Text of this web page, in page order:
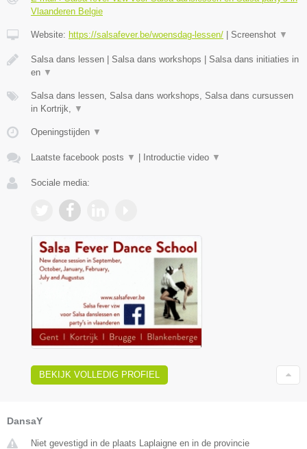
Vlaanderen Belgie
Website: https://salsafever.be/woensdag-lessen/ Screenshot ▼
Salsa dans lessen | Salsa dans workshops | Salsa dans initiaties in
en ▼
Salsa dans lessen, Salsa dans workshops, Salsa dans cursussen
in Kortrijk, ▼
Openingstijden ▼
Laatste facebook posts ▼ Introductie video ▼
Sociale media:
BEKIJK VOLLEDIG PROFIEL
DansaY
Niet gevestigd in de plaats Laplaigne en in de provincie